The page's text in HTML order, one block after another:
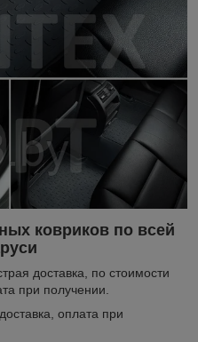
ковриков по всей
доставка, по стоимости
при получении.
оплата при